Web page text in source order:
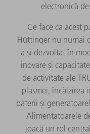
electronică
Ce face ca acest
Hüttinger nu numai
a și dezvoltat în
inovare și
de activitate ale
plasmei, încălzirea
baterii și
Alimentatoarele
joacă un rol